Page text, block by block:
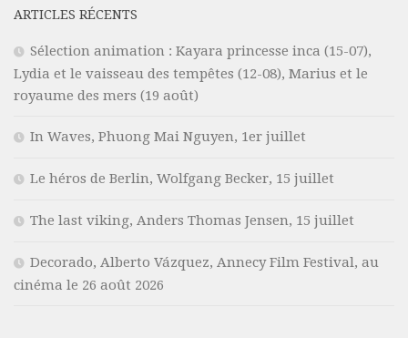
ARTICLES RÉCENTS
Sélection animation : Kayara princesse inca (15-07),
Lydia et le vaisseau des tempêtes (12-08), Marius et le
royaume des mers (19 août)
In Waves, Phuong Mai Nguyen, 1er juillet
Le héros de Berlin, Wolfgang Becker, 15 juillet
The last viking, Anders Thomas Jensen, 15 juillet
Decorado, Alberto Vázquez, Annecy Film Festival, au
cinéma le 26 août 2026